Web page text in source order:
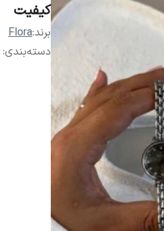
کیفیت
برند:Flora
دسته‌بندی: